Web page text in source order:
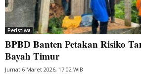
Peristiwa
BPBD Banten Petakan Risiko
Bayah Timur
Jumat 6 Maret 2026, 17:02 WIB